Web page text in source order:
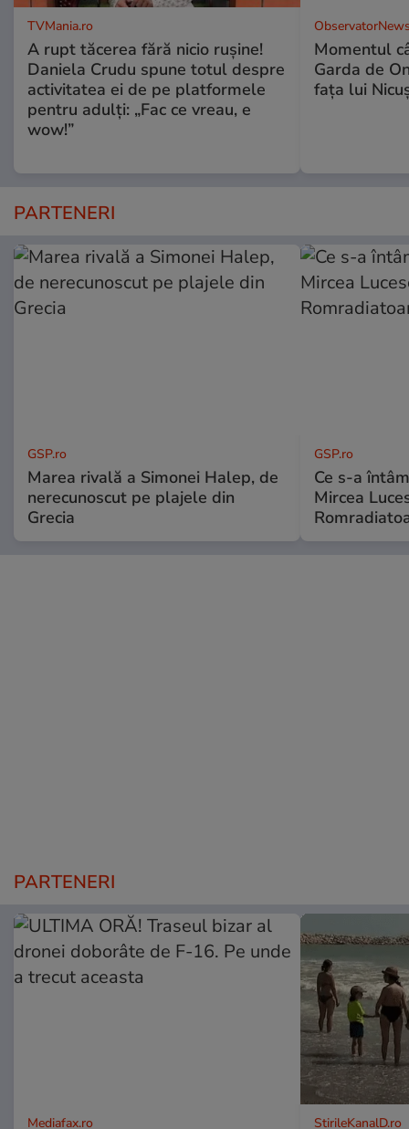
TVMania.ro
A rupt tăcerea fără nicio rușine!
Daniela Crudu spune totul despre
activitatea ei de pe platformele
pentru adulți: „Fac ce vreau, e
wow!”
Momentul
Garda de
fața lui
PARTENERI
GSP.ro
Marea rivală a Simonei Halep, de
nerecunoscut pe plajele din
Grecia
GSP.ro
Ce s-a
Mircea
PARTENERI
Mediafax.ro StirileKanalD.ro